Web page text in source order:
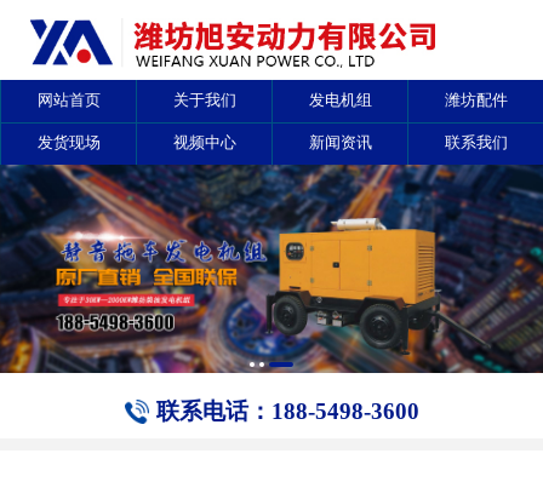
网站首页 关于我们 发电机组 潍坊配件
发货现场 视频中心 新闻资讯 联系我们
联系电话：188-5498-3600